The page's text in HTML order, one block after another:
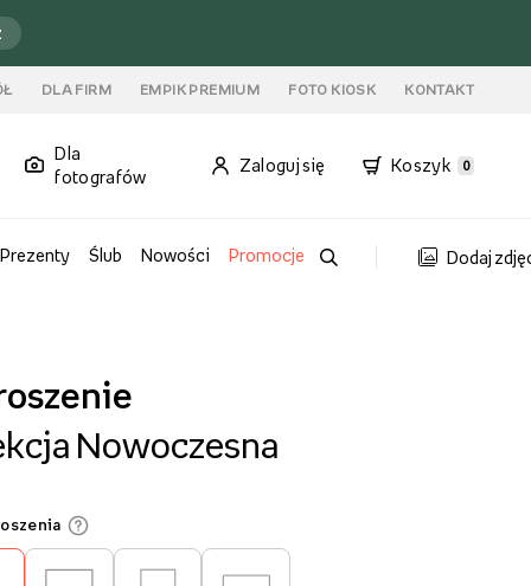
DLA FIRM EMPIK PREMIUM FOTO KIOSK KONTAKT
Dla
fotografów
Zaloguj się Koszyk 0
Prezenty Ślub Nowości Promocje Dodaj
Nowoczesna